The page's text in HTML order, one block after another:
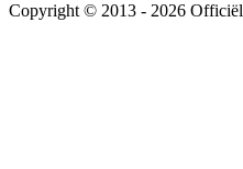
Copyright © 2013 - 2026